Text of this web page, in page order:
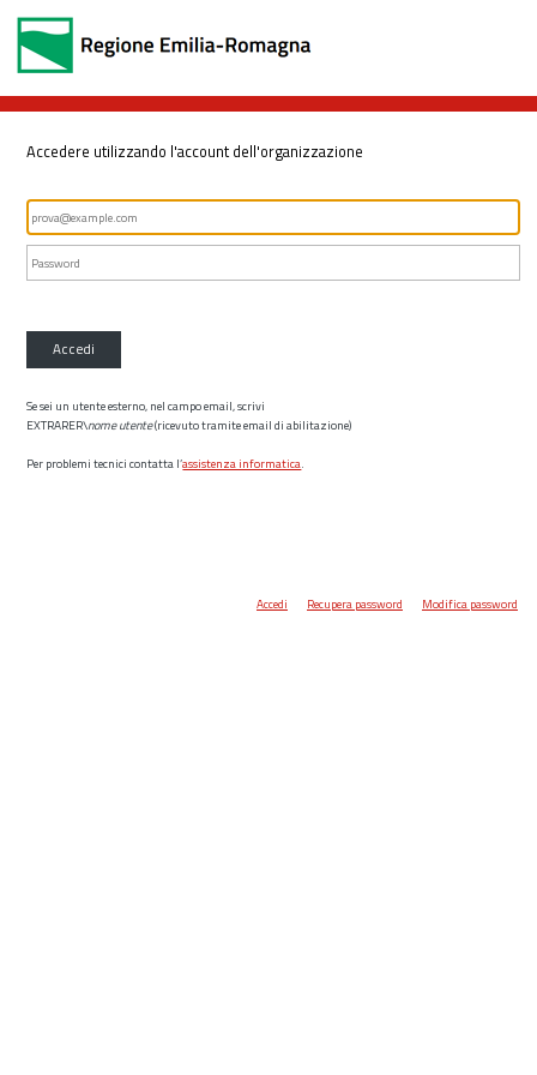
Accedere utilizzando l'account dell'organizzazione
Accedi
Se sei un utente esterno, nel campo email, scrivi
EXTRARER\nome utente(ricevuto tramite email di abilitazione)
Per problemi tecnici contatta l’assistenza informatica.
Accedi Recupera password Modifica password